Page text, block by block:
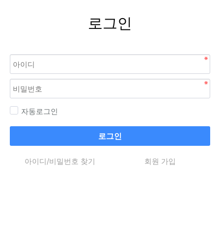
로그인
자동로그인
로그인
아이디/비밀번호 찾기 회원 가입